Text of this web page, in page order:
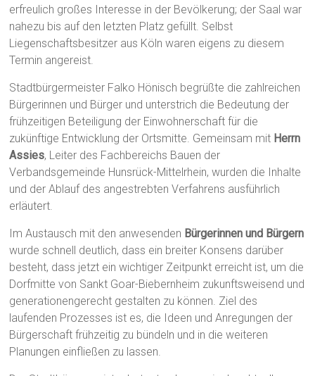
erfreulich großes Interesse in der Bevölkerung; der Saal war
nahezu bis auf den letzten Platz gefüllt. Selbst
Liegenschaftsbesitzer aus Köln waren eigens zu diesem
Termin angereist.
Stadtbürgermeister Falko Hönisch begrüßte die zahlreichen
Bürgerinnen und Bürger und unterstrich die Bedeutung der
frühzeitigen Beteiligung der Einwohnerschaft für die
zukünftige Entwicklung der Ortsmitte. Gemeinsam mit Herrn
Assies, Leiter des Fachbereichs Bauen der
Verbandsgemeinde Hunsrück-Mittelrhein, wurden die Inhalte
und der Ablauf des angestrebten Verfahrens ausführlich
erläutert.
Im Austausch mit den anwesenden Bürgerinnen und Bürgern
wurde schnell deutlich, dass ein breiter Konsens darüber
besteht, dass jetzt ein wichtiger Zeitpunkt erreicht ist, um die
Dorfmitte von Sankt Goar-Biebernheim zukunftsweisend und
generationengerecht gestalten zu können. Ziel des
laufenden Prozesses ist es, die Ideen und Anregungen der
Bürgerschaft frühzeitig zu bündeln und in die weiteren
Planungen einfließen zu lassen.